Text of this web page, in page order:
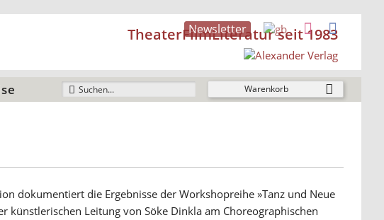
Newsletter
TheaterFilmLiteratur seit 1983
Warenkorb
dokumentiert die Ergebnisse der Workshopreihe »Tanz und Neue
künstlerischen Leitung von Söke Dinkla am Choreographischen